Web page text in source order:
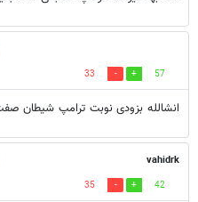
57
33
انشالله بزودی نوبت ترامپ شیطان
vahidrk
42
35